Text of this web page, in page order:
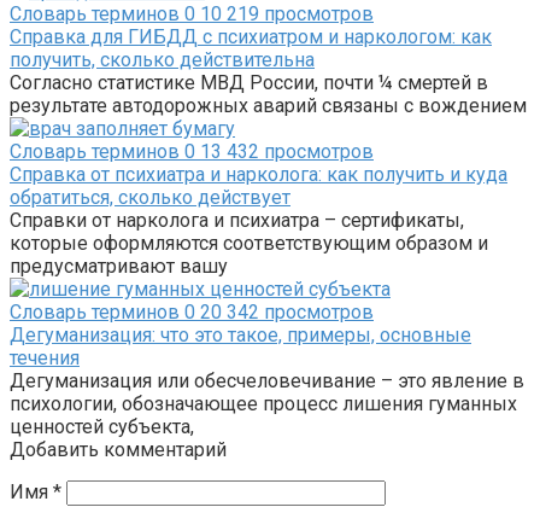
Словарь терминов 0 10 219 просмотров
Справка для ГИБДД с психиатром и наркологом: как
получить, сколько действительна
Согласно статистике МВД России, почти ¼ смертей в
результате автодорожных аварий связаны с вождением
Словарь терминов 0 13 432 просмотров
Справка от психиатра и нарколога: как получить и куда
обратиться, сколько действует
Справки от нарколога и психиатра – сертификаты,
которые оформляются соответствующим образом и
предусматривают вашу
Словарь терминов 0 20 342 просмотров
Дегуманизация: что это такое, примеры, основные
течения
Дегуманизация или обесчеловечивание – это явление в
психологии, обозначающее процесс лишения гуманных
ценностей субъекта,
Добавить комментарий
Имя *